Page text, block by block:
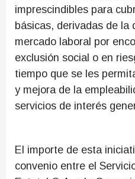
imprescindibles para
básicas, derivadas de la
mercado laboral por
exclusión social o en
tiempo que se les
y mejora de la
servicios de interés
El importe de esta
convenio entre el